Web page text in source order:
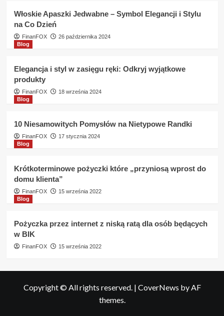
Włoskie Apaszki Jedwabne – Symbol Elegancji i Stylu
na Co Dzień
FinanFOX
26 października 2024
Blog
Elegancja i styl w zasięgu ręki: Odkryj wyjątkowe
produkty
FinanFOX
18 września 2024
Blog
10 Niesamowitych Pomysłów na Nietypowe Randki
FinanFOX
17 stycznia 2024
Blog
Krótkoterminowe pożyczki które „przyniosą wprost do
domu klienta”
FinanFOX
15 września 2022
Blog
Pożyczka przez internet z niską ratą dla osób będących
w BIK
FinanFOX 15 września 2022
Copyright © All rights reserved. | CoverNews by AF
themes.